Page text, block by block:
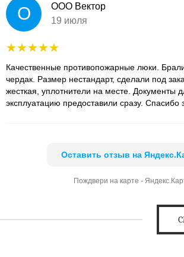
О
ООО Вектор
19 июля
Качественные противопожарные люки.
чердак. Размер нестандарт, сделали под
жесткая, уплотнители на месте. Документы
эксплуатацию предоставили сразу. Спасибо
Оставить отзыв на
Пождвери на карте -